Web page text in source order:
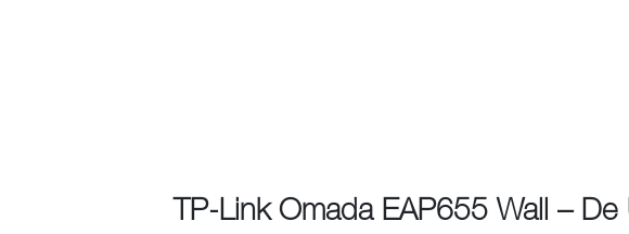
TP-Link Omada EAP655 Wall –